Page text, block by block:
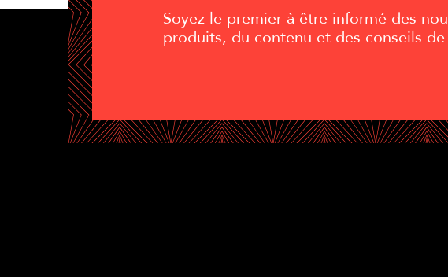
Soyez le premier à être informé des
produits, du contenu et des conseils de